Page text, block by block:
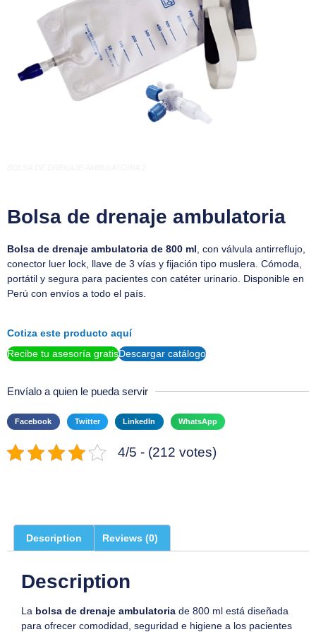
Bolsa de drenaje ambulatoria
Bolsa de drenaje ambulatoria de 800 ml, con válvula antirreflujo,
conector luer lock, llave de 3 vías y fijación tipo muslera. Cómoda,
portátil y segura para pacientes con catéter urinario. Disponible en
Perú con envíos a todo el país.
Cotiza este producto aquí
Recibe tu asesoría gratisDescargar catálogo
Envíalo a quien le pueda servir
Facebook Twitter LinkedIn WhatsApp
4/5 - (212 votes)
Description Reviews (0)
Description
La bolsa de drenaje ambulatoria de 800 ml está diseñada
para ofrecer comodidad, seguridad e higiene a los pacientes